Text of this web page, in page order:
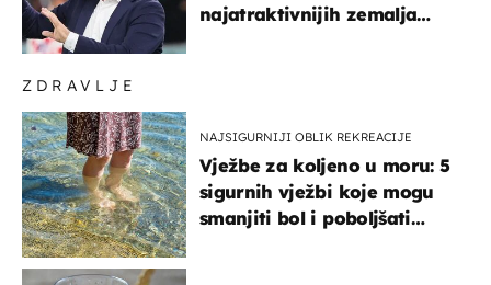
ZDRAVLJE
NAJSIGURNIJI OBLIK REKREACIJE
Vježbe za koljeno u moru: 5
sigurnih vježbi koje mogu
smanjiti bol i poboljšati
najatraktivnijih zemalja